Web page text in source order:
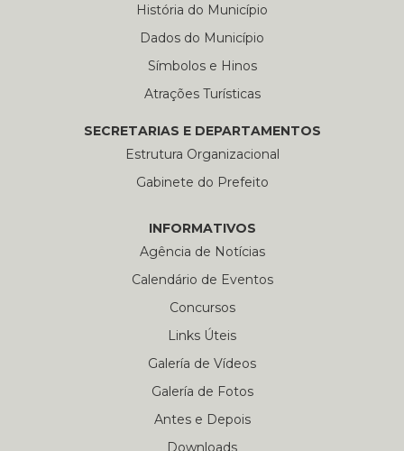
História do Município
Dados do Município
Símbolos e Hinos
Atrações Turísticas
SECRETARIAS E DEPARTAMENTOS
Estrutura Organizacional
Gabinete do Prefeito
INFORMATIVOS
Agência de Notícias
Calendário de Eventos
Concursos
Links Úteis
Galería de Vídeos
Galería de Fotos
Antes e Depois
Downloads